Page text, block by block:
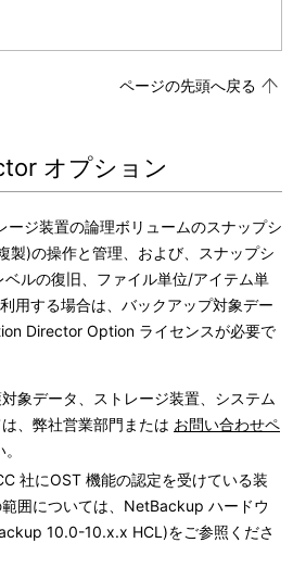
ページの先頭へ戻る
オプション
ジ装置の論理ボリュームのスナップシ
製)の操作と管理、および、スナップシ
ルの復旧、ファイル単位/アイテム単
用する場合は、バックアップ対象デー
Director Option ライセンスが必要で
象データ、ストレージ装置、システム
、弊社営業部門または お問い合わせペ
社にOST 機能の認定を受けている装
囲については、NetBackup ハードウ
10.0-10.x.x HCL)をご参照くださ